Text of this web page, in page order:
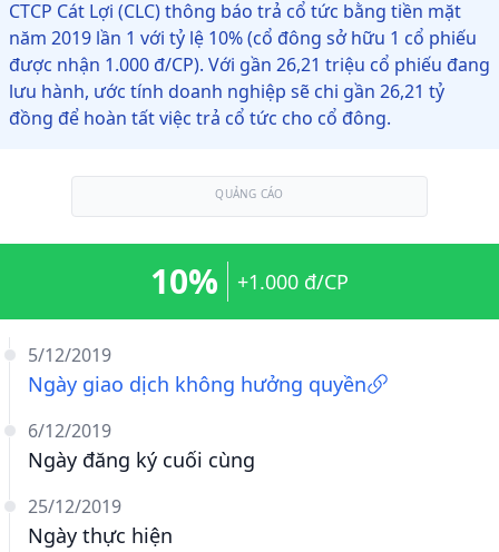
CTCP Cát Lợi (CLC) thông báo trả cổ tức bằng tiền mặt
năm 2019 lần 1 với tỷ lệ 10% (cổ đông sở hữu 1 cổ phiếu
được nhận 1.000 đ/CP). Với gần 26,21 triệu cổ phiếu đang
lưu hành, ước tính doanh nghiệp sẽ chi gần 26,21 tỷ
đồng để hoàn tất việc trả cổ tức cho cổ đông.
QUẢNG CÁO
5/12/2019
Ngày giao dịch không hưởng quyền
6/12/2019
Ngày đăng ký cuối cùng
25/12/2019
Ngày thực hiện
10% +1.000 đ/CP